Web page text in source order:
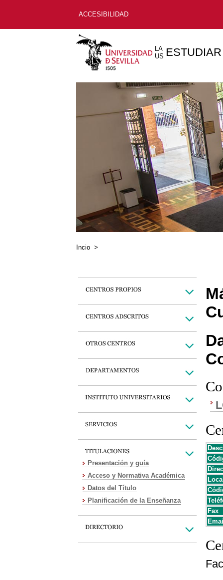
ACCESIBILIDAD
LA
US ESTUDIAR
Incio >
Presentación y guía
Acceso y Normativa Académica
Datos del Título
Planificación de la Enseñanza
Fax